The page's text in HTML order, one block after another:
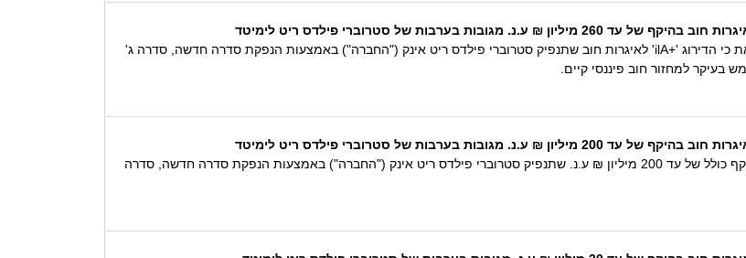
בהמשך להודעתנו מיום 9 במרץ 2026, S&P מעלות מודיעה בזאת כי הדירוג '+ilA' לאיגרות חוב שתנפיק סטרוברי פילדס ריט אינק ("החברה") באמצעות הנפקת סדרה חדשה, סדרה ג'
S&P מעלות מודיעה בזאת על מתן דירוג '+ilA' לאיגרות חוב בהיקף כולל של עד 200 מיליון ₪ ע.נ. שתנפיק סטרוברי פילדס ריט אינק ("החברה") באמצעות הנפקת סדרה חדשה, סדרה